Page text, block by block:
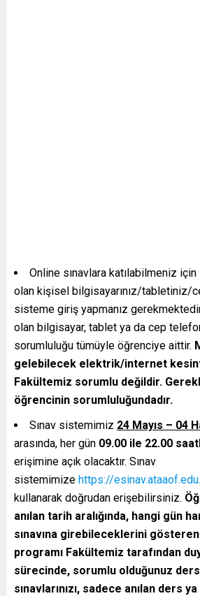
Online sınavlara katılabilmeniz için
olan kişisel bilgisayarınız/tabletiniz/
sisteme giriş yapmanız
olan bilgisayar, tablet ya da cep
sorumluluğu tümüyle öğrenciye aittir.
gelebilecek elektrik/internet
Fakültemiz sorumlu değildir.
öğrencinin sorumluluğundadır.
Sınav sistemimiz 24 Mayıs – 04
arasında, her gün 09.00 ile 22.00
erişimine açık olacaktır. Sınav
sistemimize https://
kullanarak doğrudan erişebilirsiniz.
anılan tarih aralığında, hangi gün
sınavına girebileceklerini gösteren
programı Fakültemiz tarafından
sürecinde, sorumlu olduğunuz
sınavlarınızı, sadece anılan ders